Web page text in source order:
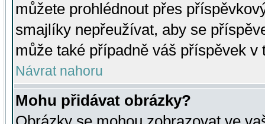
můžete prohlédnout přes
smajlíky nepřeužívat, aby se
může také případně váš příspěvek v
Návrat nahoru
Mohu přidávat obrázky?